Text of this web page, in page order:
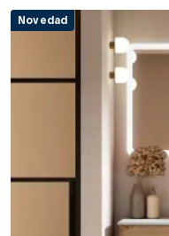
Novedad